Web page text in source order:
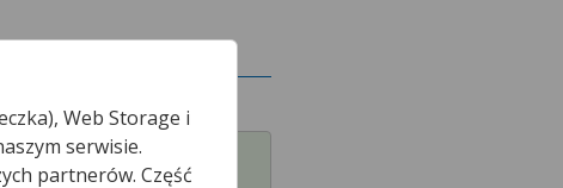
Web Storage i
serwisie.
partnerów. Część